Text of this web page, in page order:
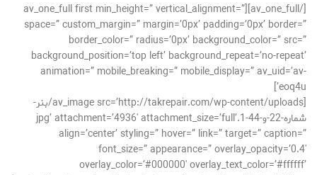
[/av_one_full][av_one_full first min_height=” vertical_alignment=”
space=” custom_margin=” margin=’0px’ padding=’0px’ border=”
border_color=” radius=’0px’ background_color=” src=”
background_position=’top left’ background_repeat=’no-repeat’
animation=” mobile_breaking=” mobile_display=” av_uid=’av-
eoq4u’]
[av_image src=’http://takrepair.com/wp-content/uploads/بنر-
شماره-22-و-44-1.jpg’ attachment=’4936′ attachment_size=’full’
align=’center’ styling=” hover=” link=” target=” caption=”
font_size=” appearance=” overlay_opacity=’0.4′
overlay_color=’#000000′ overlay_text_color=’#ffffff’